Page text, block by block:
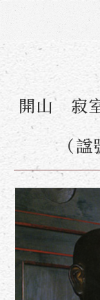
開山 寂
（